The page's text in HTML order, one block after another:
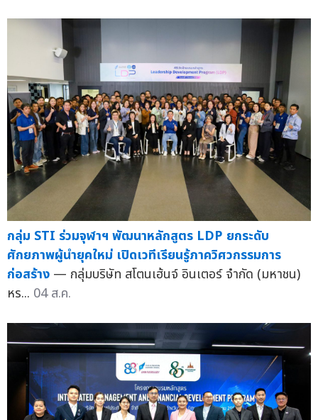
กลุ่ม STI ร่วมจุฬาฯ พัฒนาหลักสูตร LDP ยกระดับ
ศักยภาพผู้นำยุคใหม่ เปิดเวทีเรียนรู้ภาควิศวกรรมการ
ก่อสร้าง — กลุ่มบริษัท สโตนเฮ้นจ์ อินเตอร์ จำกัด (มหาชน)
หร... 04 ส.ค.